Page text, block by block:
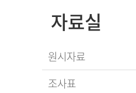
자료실
원시자료
조사표